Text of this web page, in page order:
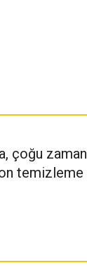
çoğu zaman
temizleme